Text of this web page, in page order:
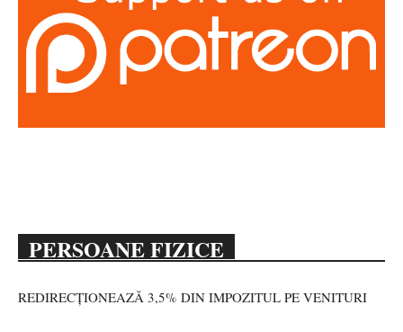
PERSOANE FIZICE
REDIRECȚIONEAZĂ 3,5% DIN IMPOZITUL PE VENITURI